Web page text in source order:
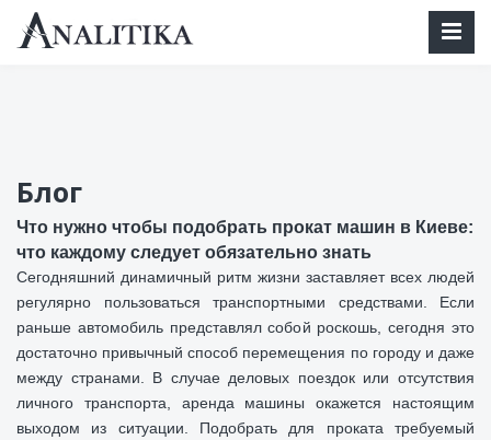
mail@analitika.net
Блог
Что нужно чтобы подобрать прокат машин в Киеве:
что каждому следует обязательно знать
Сегодняшний динамичный ритм жизни заставляет всех людей
регулярно пользоваться транспортными средствами. Если
раньше автомобиль представлял собой роскошь, сегодня это
достаточно привычный способ перемещения по городу и даже
между странами. В случае деловых поездок или отсутствия
личного транспорта, аренда машины окажется настоящим
выходом из ситуации. Подобрать для проката требуемый